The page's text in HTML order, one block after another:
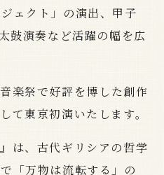
ェクト」の演出、甲子
鼓演奏など活躍の幅を広
楽祭で好評を博した創作
て東京初演いたします。
は、古代ギリシアの哲学
「万物は流転する」の